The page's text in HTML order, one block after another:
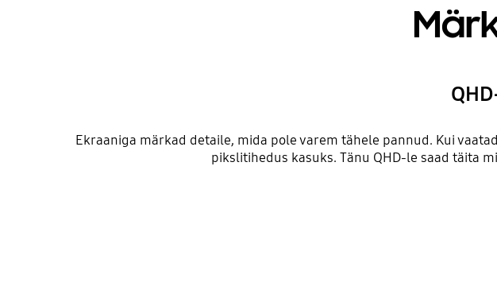
Ekraaniga märkad detaile, mida pole varem tähele pannud. Kui
pikslitihedus kasuks. Tänu QHD-le saad täita